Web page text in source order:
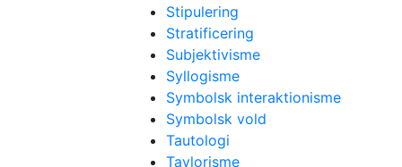
Stipulering
Stratificering
Subjektivisme
Syllogisme
Symbolsk interaktionisme
Symbolsk vold
Tautologi
Taylorisme